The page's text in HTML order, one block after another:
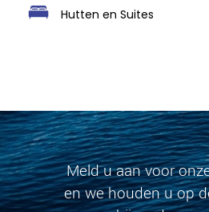
Hutten en Suites
Meld u aan voor
en we houden u op